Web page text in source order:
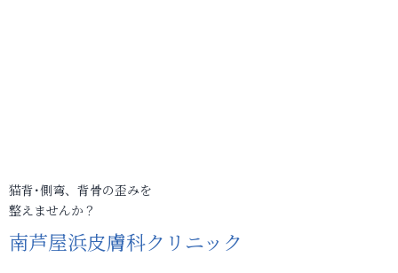
猫背･側弯、背骨の歪みを
整えませんか？
南芦屋浜皮膚科クリニック